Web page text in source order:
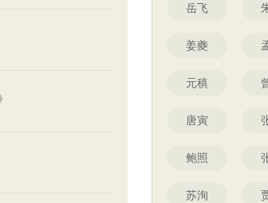
岳飞
姜夔
元稹
唐寅
鲍照
苏洵